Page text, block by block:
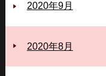
2020年9月
2020年8月